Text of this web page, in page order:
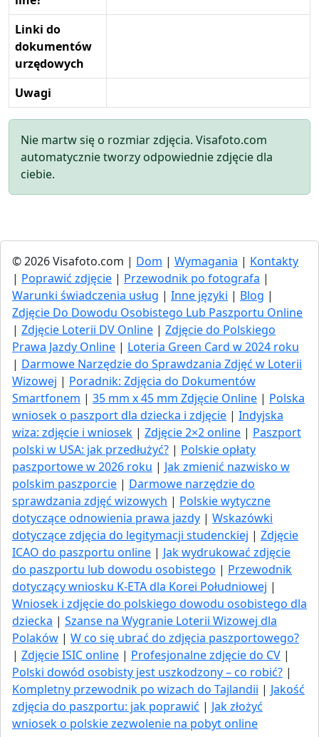
Linki do
dokumentów
urzędowych
Uwagi
Nie martw się o rozmiar zdjęcia. Visafoto.com
automatycznie tworzy odpowiednie zdjęcie dla
ciebie.
© 2026 Visafoto.com | Dom | Wymagania | Kontakty
| Poprawić zdjęcie | Przewodnik po fotografa |
Warunki świadczenia usług | Inne języki | Blog |
Zdjęcie Do Dowodu Osobistego Lub Paszportu Online
| Zdjęcie Loterii DV Online | Zdjęcie do Polskiego
Prawa Jazdy Online | Loteria Green Card w 2024 roku
| Darmowe Narzędzie do Sprawdzania Zdjęć w Loterii
Wizowej | Poradnik: Zdjęcia do Dokumentów
Smartfonem | 35 mm x 45 mm Zdjęcie Online | Polska
wniosek o paszport dla dziecka i zdjęcie | Indyjska
wiza: zdjęcie i wniosek | Zdjęcie 2×2 online | Paszport
polski w USA: jak przedłużyć​? | Polskie opłaty
paszportowe w 2026 roku | Jak zmienić nazwisko w
polskim paszporcie | Darmowe narzędzie do
sprawdzania zdjęć wizowych | Polskie wytyczne
dotyczące odnowienia prawa jazdy | Wskazówki
dotyczące zdjęcia do legitymacji studenckiej | Zdjęcie
ICAO do paszportu online | Jak wydrukować zdjęcie
do paszportu lub dowodu osobistego | Przewodnik
dotyczący wniosku K-ETA dla Korei Południowej |
Wniosek i zdjęcie do polskiego dowodu osobistego dla
dziecka | Szanse na Wygranie Loterii Wizowej dla
Polaków | W co się ubrać do zdjęcia paszportowego?
| Zdjęcie ISIC online | Profesjonalne zdjęcie do CV |
Polski dowód osobisty jest uszkodzony – co robić? |
Kompletny przewodnik po wizach do Tajlandii | Jakość
zdjęcia do paszportu: jak poprawić | Jak złożyć
wniosek o polskie zezwolenie na pobyt online